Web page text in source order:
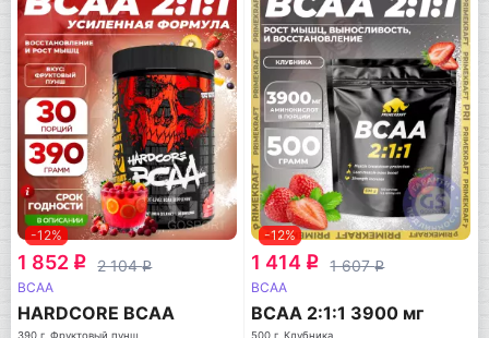
-12%
1 852 q 2 104q
BCAA
HARDCORE BCAA
390 г, Фруктовый пунш
-12%
1 414 q 1 607q
BCAA
BCAA 2:1:1 3900 мг
500 г, Клубника